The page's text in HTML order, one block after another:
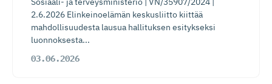
2.6.2026 Elinkeinoelämän keskusliitto kiittää
mahdollisuudesta lausua hallituksen esitykseksi
luonnoksesta...
03.06.2026